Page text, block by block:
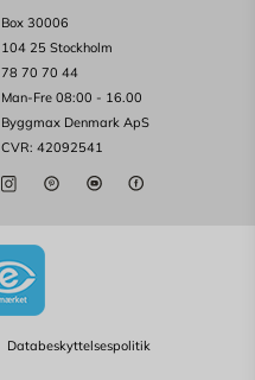
Box 30006
104 25 Stockholm
78 70 70 44
Man-Fre 08:00 - 16.00
Byggmax Denmark ApS
CVR: 42092541
Databeskyttelsespolitik